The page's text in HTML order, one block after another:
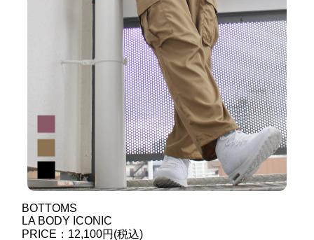
BOTTOMS
LA BODY ICONIC
PRICE：12,100円(税込)